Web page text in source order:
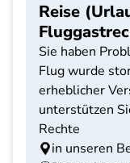
Reise
Sie haben
Flug wurde
erheblicher
unterstützen
Rechte
in unseren